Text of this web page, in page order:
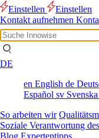
Einstellen
Einstellen
Kontakt aufnehmen
DE
en English de
Español sv Svenska
So arbeiten wir
Soziale Verantwortung
Blog Expertentipps